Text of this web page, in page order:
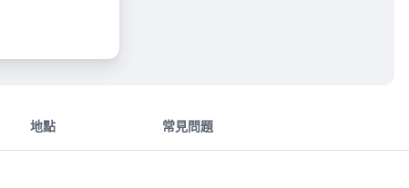
地點 常見問題